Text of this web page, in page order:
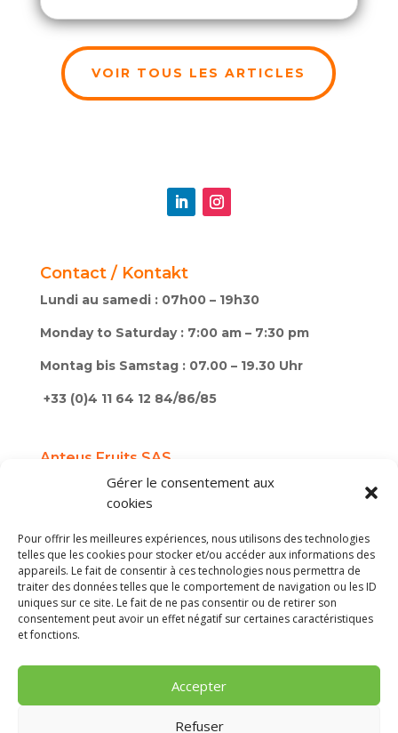
Gérer le consentement aux
cookies
Pour offrir les meilleures expériences, nous utilisons des technologies
telles que les cookies pour stocker et/ou accéder aux informations des
appareils. Le fait de consentir à ces technologies nous permettra de
traiter des données telles que le comportement de navigation ou les ID
uniques sur ce site. Le fait de ne pas consentir ou de retirer son
consentement peut avoir un effet négatif sur certaines caractéristiques
et fonctions.
Accepter
Refuser
VOIR TOUS LES ARTICLES
Contact / Kontakt
Lundi au samedi : 07h00 – 19h30
Monday to Saturday : 7:00 am – 7:30 pm
Montag bis Samstag : 07.00 – 19.30 Uhr
+33 (0)4 11 64 12 84/86/85
Anteus Fruits SAS
SAS au capital de 2 000 000 €
Hinweise
Cookies
Création du site internet : Agence FL, agence
web à Perpignan